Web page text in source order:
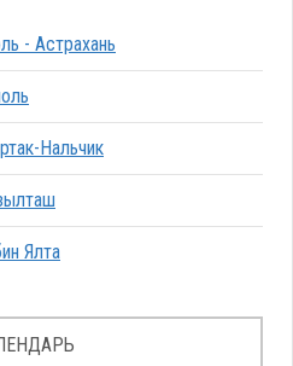
- Астрахань
Нальчик
Ялта